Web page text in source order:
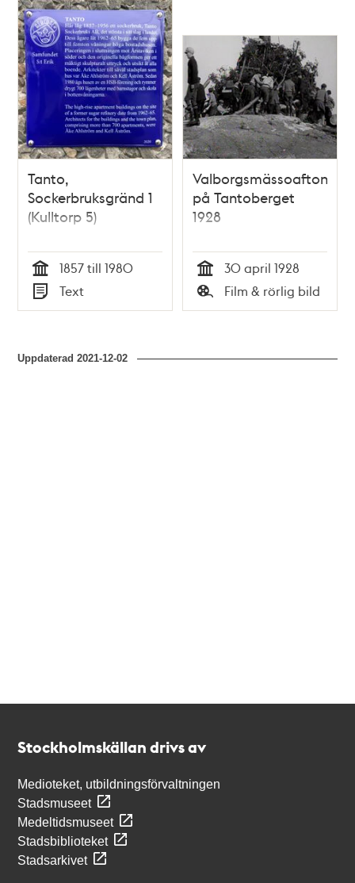
Relaterade
poster
och
teman
Tanto,
Sockerbruksgränd 1
(Kulltorp 5)
Tid
1857 till 1980
Typ
Text
Valborgsmässoafton
på Tantoberget
1928
Tid
30 april 1928
Typ
Film & rörlig bild
Uppdaterad2021-12-02
Stockholmskällan drivs av
Medioteket, utbildningsförvaltningen
Stadsmuseet
Medeltidsmuseet
Stadsbiblioteket
Stadsarkivet